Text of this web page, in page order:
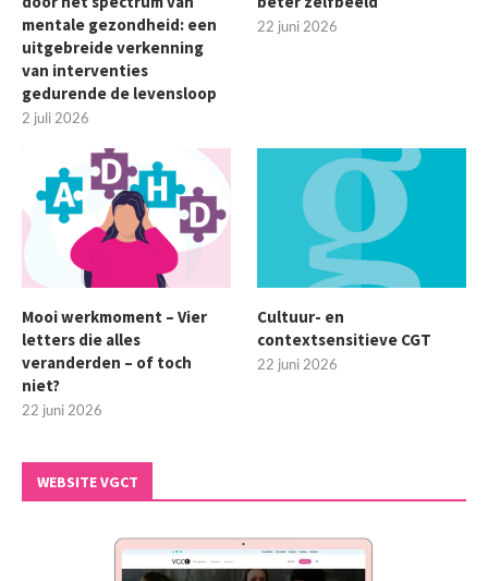
mentale gezondheid: een
uitgebreide verkenning
van interventies
gedurende de levensloop
2 juli 2026
22 juni 2026
Mooi werkmoment – Vier
letters die alles
veranderden – of toch
niet?
22 juni 2026
Cultuur- en
contextsensitieve CGT
22 juni 2026
WEBSITE VGCT